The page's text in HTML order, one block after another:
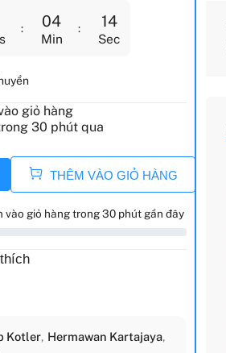
04
Min
13
Sec
giỏ hàng
30 phút qua
THÊM VÀO GIỎ HÀNG
giỏ hàng trong 30 phút gần đây
Kotler, Hermawan Kartajaya,